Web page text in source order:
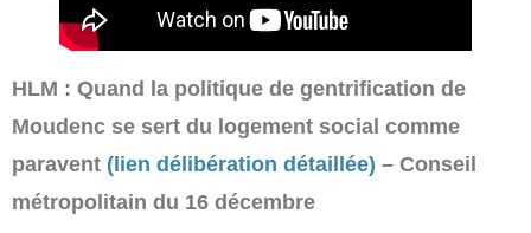
HLM : Quand la politique de gentrification de
Moudenc se sert du logement social comme
paravent (lien délibération détaillée) – Conseil
métropolitain du 16 décembre